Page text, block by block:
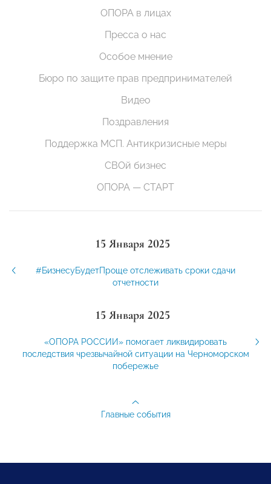
ОПОРА в лицах
Пресса о нас
Особое мнение
Бюро по защите прав предпринимателей
Видео
Поздравления
Поддержка МСП. Антикризисные меры
СВОй бизнес
ОПОРА — СТАРТ
15 Января 2025
#БизнесуБудетПроще отслеживать сроки сдачи
отчетности
15 Января 2025
«ОПОРА РОССИИ» помогает ликвидировать
последствия чрезвычайной ситуации на Черноморском
побережье
Главные события